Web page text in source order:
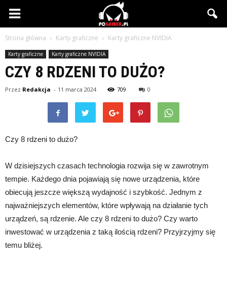
PCgamer.pl
Strona główna Karty graficzne Karty graficzne NVIDIA
Karty graficzne Karty graficzne NVIDIA
CZY 8 RDZENI TO DUŻO?
Przez Redakcja - 11 marca 2024 709 0
Czy 8 rdzeni to dużo?
W dzisiejszych czasach technologia rozwija się w zawrotnym
tempie. Każdego dnia pojawiają się nowe urządzenia, które
obiecują jeszcze większą wydajność i szybkość. Jednym z
najważniejszych elementów, które wpływają na działanie tych
urządzeń, są rdzenie. Ale czy 8 rdzeni to dużo? Czy warto
inwestować w urządzenia z taką ilością rdzeni? Przyjrzyjmy się
temu bliżej.